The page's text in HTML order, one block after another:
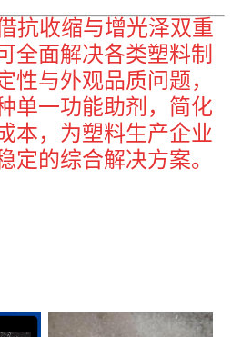
抗收缩与增光泽双重
全面解决各类塑料制
性与外观品质问题，
单一功能助剂，简化
本，为塑料生产企业
定的综合解决方案。